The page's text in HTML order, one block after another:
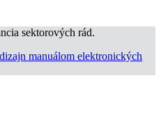
sektorových rád.
manuálom elektronických